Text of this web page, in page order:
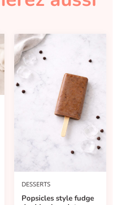
DESSERTS
Popsicles style fudge